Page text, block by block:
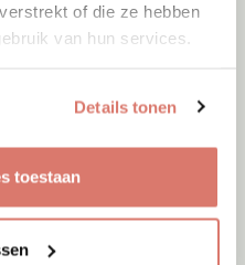
of die ze hebben
van hun services.
Details tonen
toestaan